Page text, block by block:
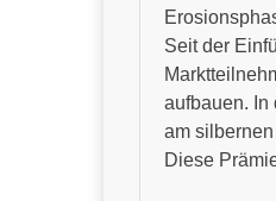
Seit der
aufbauen. In
am
Diese